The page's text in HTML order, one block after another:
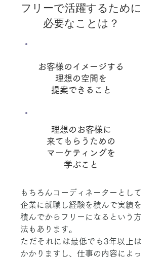
フリーで活躍するために
必要なことは？
お客様のイメージする
理想の空間を
提案できること
理想のお客様に
来てもらうための
マーケティングを
​学ぶこと
もちろんコーディネーターとして
企業に就職し経験を積んで実績を
積んでからフリーになるという方
法もあります。
ただそれには最低でも3年以上は
かかりますし、仕事の内容によっ